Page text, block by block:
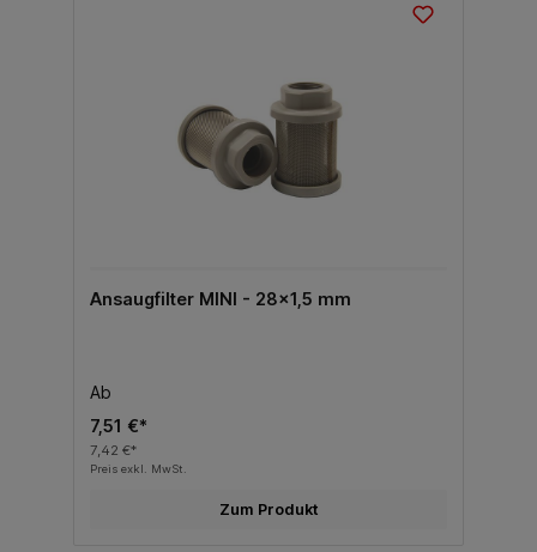
Ansaugfilter MINI - 28x1,5 mm
Ab
7,51 €*
7,42 €*
Preis exkl. MwSt.
Zum Produkt